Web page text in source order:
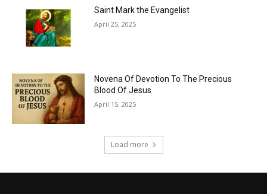
Saint Mark the Evangelist
April 25, 2025
Novena Of Devotion To The Precious
Blood Of Jesus
April 15, 2025
Load more